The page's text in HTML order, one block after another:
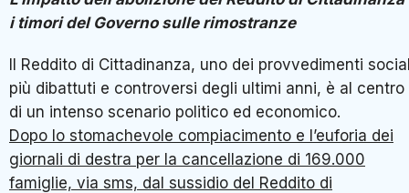
i timori del Governo sulle rimostranze
Il Reddito di Cittadinanza, uno dei provvedimenti
più dibattuti e controversi degli ultimi anni, è al centro
di un intenso scenario politico ed economico.
Dopo lo stomachevole compiacimento e l’euforia dei
giornali di destra per la cancellazione di 169.000
famiglie, via sms, dal sussidio del Reddito di